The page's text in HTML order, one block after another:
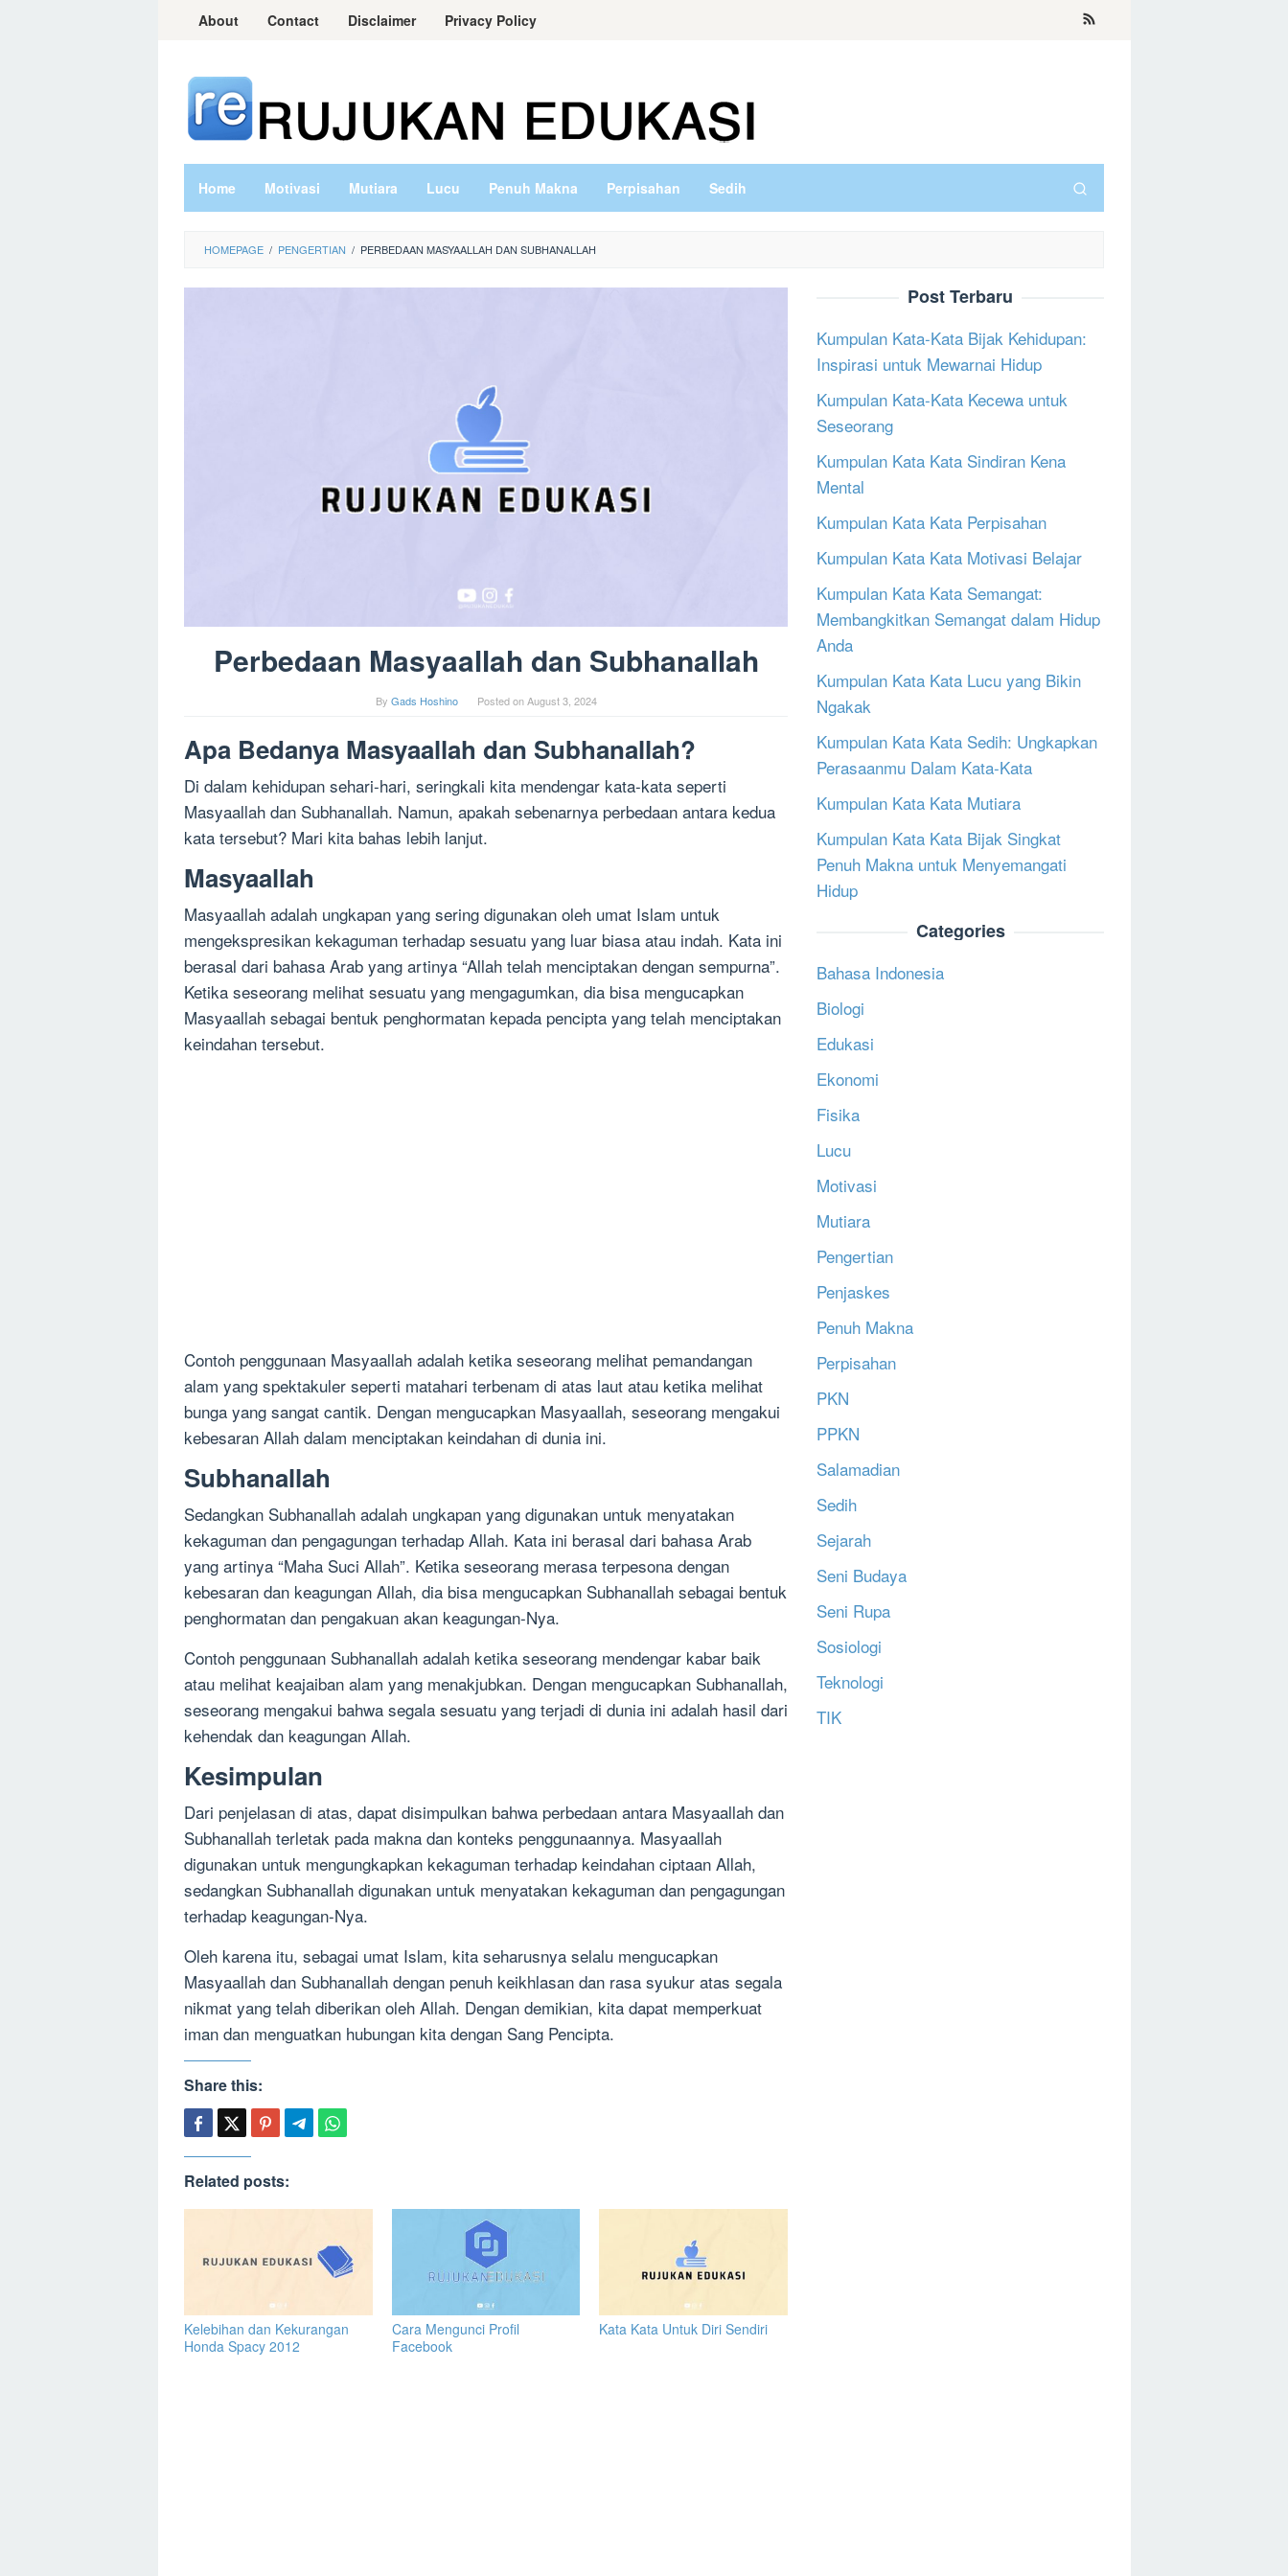
About Contact Disclaimer Privacy Policy
Home Motivasi Mutiara Lucu Penuh Makna Perpisahan Sedih
HOMEPAGE / PENGERTIAN / PERBEDAAN MASYAALLAH DAN SUBHANALLAH
Perbedaan Masyaallah dan Subhanallah
By Gads Hoshino Posted onAugust 3, 2024
Apa Bedanya Masyaallah dan Subhanallah?
Di dalam kehidupan sehari-hari, seringkali kita mendengar kata-kata seperti
Masyaallah dan Subhanallah. Namun, apakah sebenarnya perbedaan antara kedua
kata tersebut? Mari kita bahas lebih lanjut.
Masyaallah
Masyaallah adalah ungkapan yang sering digunakan oleh umat Islam untuk
mengekspresikan kekaguman terhadap sesuatu yang luar biasa atau indah. Kata ini
berasal dari bahasa Arab yang artinya “Allah telah menciptakan dengan sempurna”.
Ketika seseorang melihat sesuatu yang mengagumkan, dia bisa mengucapkan
Masyaallah sebagai bentuk penghormatan kepada pencipta yang telah menciptakan
keindahan tersebut.
Contoh penggunaan Masyaallah adalah ketika seseorang melihat pemandangan
alam yang spektakuler seperti matahari terbenam di atas laut atau ketika melihat
bunga yang sangat cantik. Dengan mengucapkan Masyaallah, seseorang mengakui
kebesaran Allah dalam menciptakan keindahan di dunia ini.
Subhanallah
Sedangkan Subhanallah adalah ungkapan yang digunakan untuk menyatakan
kekaguman dan pengagungan terhadap Allah. Kata ini berasal dari bahasa Arab
yang artinya “Maha Suci Allah”. Ketika seseorang merasa terpesona dengan
kebesaran dan keagungan Allah, dia bisa mengucapkan Subhanallah sebagai bentuk
penghormatan dan pengakuan akan keagungan-Nya.
Contoh penggunaan Subhanallah adalah ketika seseorang mendengar kabar baik
atau melihat keajaiban alam yang menakjubkan. Dengan mengucapkan Subhanallah,
seseorang mengakui bahwa segala sesuatu yang terjadi di dunia ini adalah hasil dari
kehendak dan keagungan Allah.
Kesimpulan
Dari penjelasan di atas, dapat disimpulkan bahwa perbedaan antara Masyaallah dan
Subhanallah terletak pada makna dan konteks penggunaannya. Masyaallah
digunakan untuk mengungkapkan kekaguman terhadap keindahan ciptaan Allah,
sedangkan Subhanallah digunakan untuk menyatakan kekaguman dan pengagungan
terhadap keagungan-Nya.
Oleh karena itu, sebagai umat Islam, kita seharusnya selalu mengucapkan
Masyaallah dan Subhanallah dengan penuh keikhlasan dan rasa syukur atas segala
nikmat yang telah diberikan oleh Allah. Dengan demikian, kita dapat memperkuat
iman dan menguatkan hubungan kita dengan Sang Pencipta.
Share this:
Related posts:
Kelebihan dan Kekurangan
Honda Spacy 2012
Cara Mengunci Profil
Facebook
Kata Kata Untuk Diri Sendiri
Post Terbaru
Kumpulan Kata-Kata Bijak Kehidupan:
Inspirasi untuk Mewarnai Hidup
Kumpulan Kata-Kata Kecewa untuk
Seseorang
Kumpulan Kata Kata Sindiran Kena
Mental
Kumpulan Kata Kata Perpisahan
Kumpulan Kata Kata Motivasi Belajar
Kumpulan Kata Kata Semangat:
Membangkitkan Semangat dalam Hidup
Anda
Kumpulan Kata Kata Lucu yang Bikin
Ngakak
Kumpulan Kata Kata Sedih: Ungkapkan
Perasaanmu Dalam Kata-Kata
Kumpulan Kata Kata Mutiara
Kumpulan Kata Kata Bijak Singkat
Penuh Makna untuk Menyemangati
Hidup
Categories
Bahasa Indonesia
Biologi
Edukasi
Ekonomi
Fisika
Lucu
Motivasi
Mutiara
Pengertian
Penjaskes
Penuh Makna
Perpisahan
PKN
PPKN
Salamadian
Sedih
Sejarah
Seni Budaya
Seni Rupa
Sosiologi
Teknologi
TIK